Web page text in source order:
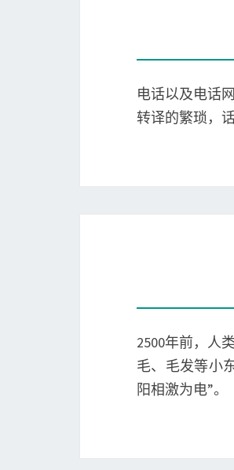
电话以及电话
转译的繁琐，
2500年前，人
毛、毛发等小
阳相激为电”。